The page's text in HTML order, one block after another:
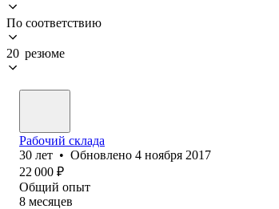
По соответствию
20 резюме
Рабочий склада
30 лет • Обновлено 4 ноября 2017
22 000 ₽
Общий опыт
8 месяцев